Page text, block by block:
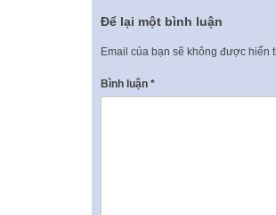
Để lại một bình luận
Email của bạn sẽ không được hiển
Bình luận *